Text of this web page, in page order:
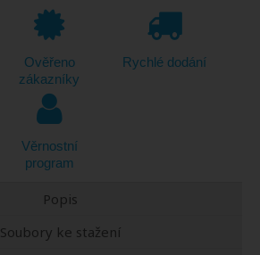
Ověřeno
zákazníky
Rychlé dodání
Věrnostní
program
Popis
Soubory ke stažení